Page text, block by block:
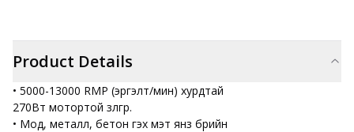
Product Details
• 5000-13000 RMP (эргэлт/мин) хурдтай
270Вт мотортой зүлгүүр.
• Мод, металл, бетон гэх мэт янз бүрийн